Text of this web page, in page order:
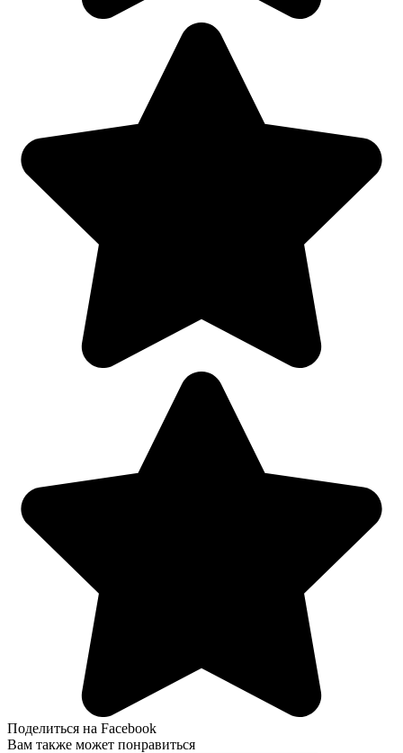
Поделиться на Facebook
Вам также может понравиться